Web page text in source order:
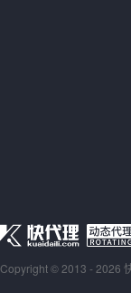
Copyright © 2013 - 2026